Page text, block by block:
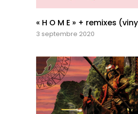
« H O M E » + remixes
3 septembre 2020